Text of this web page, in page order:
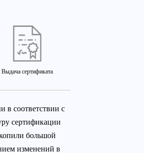
Выдача сертификата
в соответствии с
сертификации
большой
изменений в